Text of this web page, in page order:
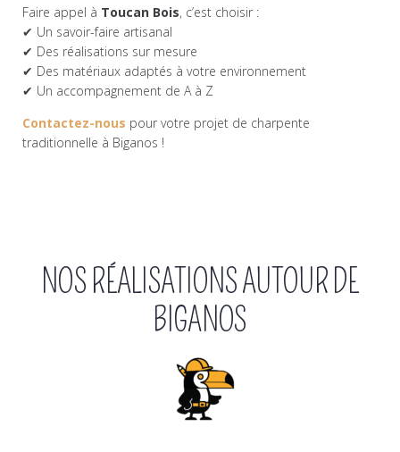
Faire appel à Toucan Bois, c’est choisir :
✔ Un savoir-faire artisanal
✔ Des réalisations sur mesure
✔ Des matériaux adaptés à votre environnement
✔ Un accompagnement de A à Z
Contactez-nous pour votre projet de charpente
traditionnelle à Biganos !
NOS RÉALISATIONS AUTOUR DE
BIGANOS
Réalisation de charpente bois
sur la Teste de Buch